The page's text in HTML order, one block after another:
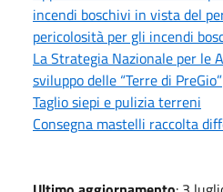
incendi boschivi in vista del
pericolosità per gli incendi
La Strategia Nazionale per le
sviluppo delle “Terre di PreGio”
Taglio siepi e pulizia terreni
Consegna mastelli raccolta